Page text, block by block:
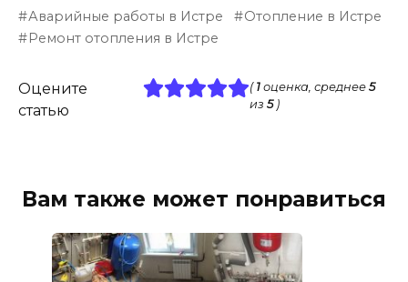
Аварийные работы в Истре
Отопление в Истре
Ремонт отопления в Истре
Оцените
статью
( 1оценка, среднее 5
из 5)
Вам также может понравиться